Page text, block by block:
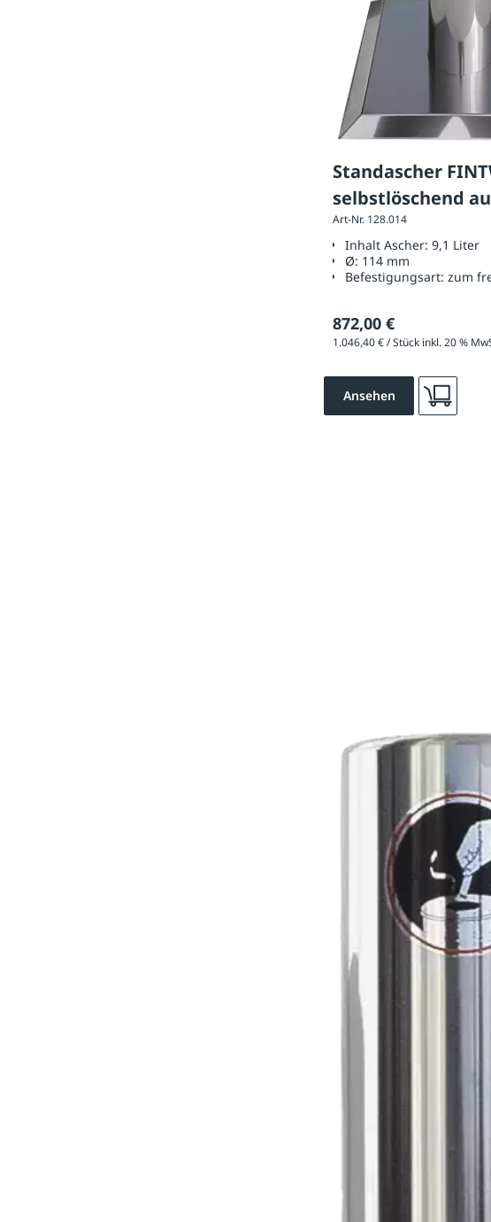
Standascher
selbstlöschend
Edelstahl
Art-Nr. 128.014
Inhalt Ascher: 9,1 Liter
Ø: 114 mm
Befestigungsart: zum
872,00 €
Ansehen